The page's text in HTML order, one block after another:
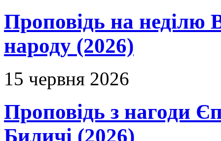
Проповідь на неділю
народу (2026)
15 червня 2026
Проповідь з нагоди
Биличі (2026)